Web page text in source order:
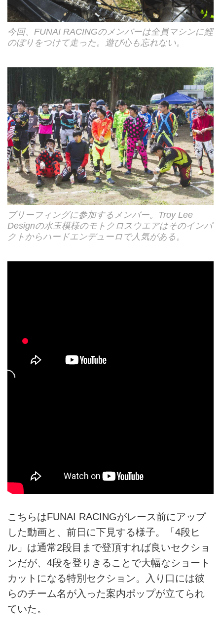
今回、FUNAI RACINGのメンバーは全員マシンに鯉
のぼりをつけて走った。遊び心も忘れない。
ブリーフィングに参加するメンバー。Troy Lee
Designの水玉模様のモトクロスウエアはそのインパ
クトからハードエンデューロで人気がある。
こちらはFUNAI RACINGがレース前にアップ
した動画と、前日に下見する様子。「4段ヒ
ル」は通常2段目まで登頂すれば良いセクショ
ンだが、4段を登りきることで大幅なショート
カットになる特別セクション。入り口には彼
らのチーム名が入った案内ポップが立てられ
ていた。